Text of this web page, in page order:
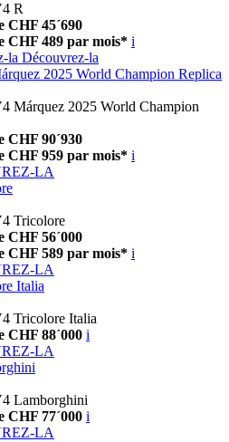
R
CHF 45´690
CHF 489 par mois* i
la Découvrez-la
2025 World Champion Replica
Márquez 2025 World Champion
CHF 90´930
CHF 959 par mois* i
LA
Tricolore
CHF 56´000
CHF 589 par mois* i
LA
Italia
Tricolore Italia
CHF 88´000 i
LA
Lamborghini
CHF 77´000 i
LA